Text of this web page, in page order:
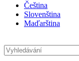
Čeština
Slovenština
Maďarština